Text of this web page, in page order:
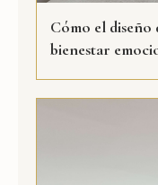
Cómo el
bienestar